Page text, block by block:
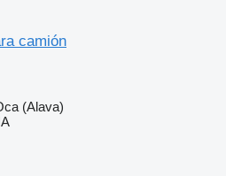
camión
(Alava)